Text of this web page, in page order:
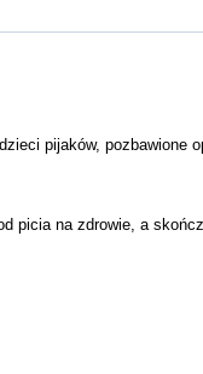
pijaków, pozbawione
picia na zdrowie, a